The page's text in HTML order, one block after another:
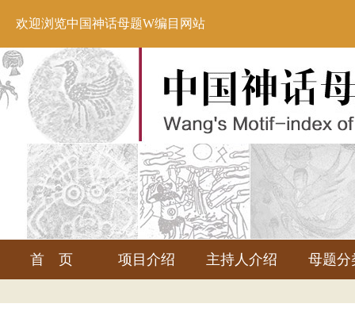
欢迎浏览中国神话母题W编目网站
首 页 项目介绍 主持人介绍 母题分